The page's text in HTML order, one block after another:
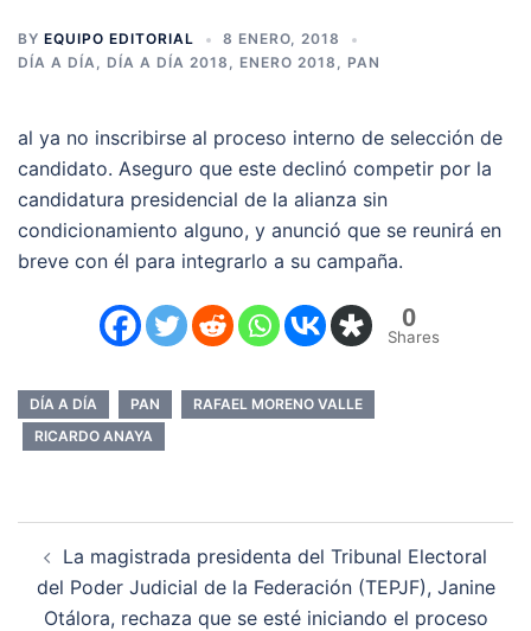
BY EQUIPO EDITORIAL
8 ENERO, 2018
DÍA A DÍA, DÍA A DÍA 2018 , ENERO 2018 , PAN
al ya no inscribirse al proceso interno de selección de
candidato. Aseguro que este declinó competir por la
candidatura presidencial de la alianza sin
condicionamiento alguno, y anunció que se reunirá en
breve con él para integrarlo a su campaña.
0
Shares
DÍA A DÍA PAN
RAFAEL MORENO VALLE
RICARDO ANAYA
de
entradas
La magistrada presidenta del Tribunal Electoral
del Poder Judicial de la Federación (TEPJF), Janine
Otálora, rechaza que se esté iniciando el proceso